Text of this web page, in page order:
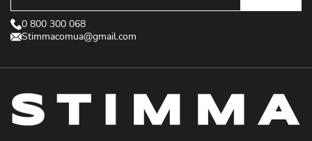
0 800 300 068
Stimmacomua@gmail.com